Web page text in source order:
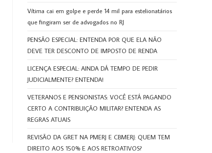
Vítima cai em golpe e perde 14 mil para estelionatários
que fingiram ser de advogados no RJ
PENSÃO ESPECIAL: ENTENDA POR QUE ELA NÃO
DEVE TER DESCONTO DE IMPOSTO DE RENDA
LICENÇA ESPECIAL: AINDA DÁ TEMPO DE PEDIR
JUDICIALMENTE? ENTENDA!
VETERANOS E PENSIONISTAS: VOCÊ ESTÁ PAGANDO
CERTO A CONTRIBUIÇÃO MILITAR? ENTENDA AS
REGRAS ATUAIS
REVISÃO DA GRET NA PMERJ E CBMERJ: QUEM TEM
DIREITO AOS 150% E AOS RETROATIVOS?